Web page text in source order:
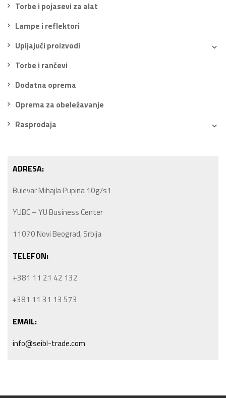
Torbe i pojasevi za alat
Lampe i reflektori
Upijajući proizvodi
Torbe i rančevi
Dodatna oprema
Oprema za obeležavanje
Rasprodaja
ADRESA:
Bulevar Mihajla Pupina 10g/s1
YUBC – YU Business Center
11070 Novi Beograd, Srbija
TELEFON:
+381 11 21 42 132
+381 11 31 13 573
EMAIL:
info@seibl-trade.com